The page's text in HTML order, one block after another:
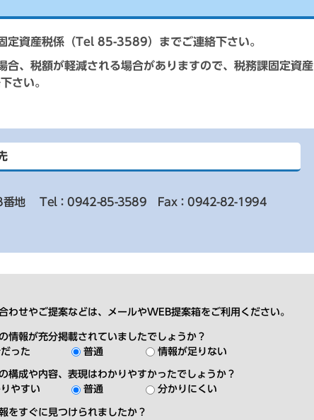
定資産税係（Tel 85-3589）までご連絡下さい。
合、税額が軽減される場合がありますので、税務課固定資産
さい。
地
Tel：0942-85-3589 Fax：0942-82-1994
わせやご提案などは、メールやWEB提案箱をご利用ください。
情報が充分掲載されていましたでしょうか？
った
普通 情報が足りない
構成や内容、表現はわかりやすかったでしょうか？
やすい
普通 分かりにくい
をすぐに見つけられましたか？